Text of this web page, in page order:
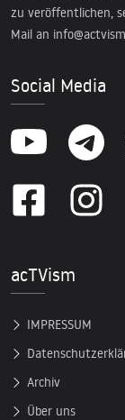
zu veröffentlichen,
Mail an
Social Media
acTVism
IMPRESSUM
Archiv
Über uns